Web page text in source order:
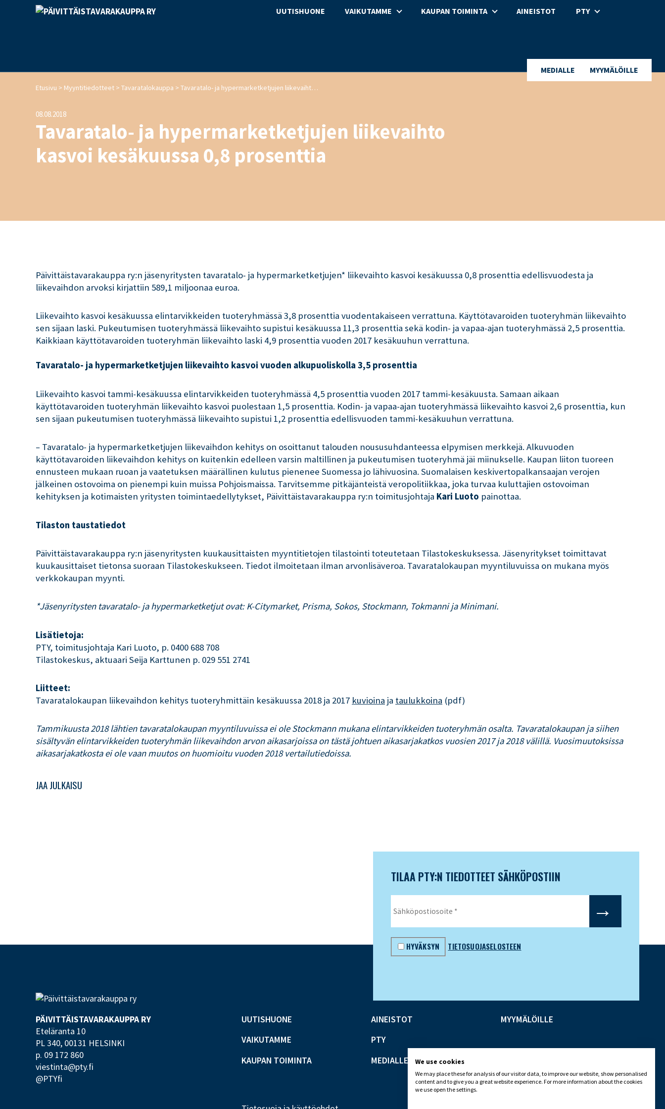
UUTISHUONE VAIKUTAMME KAUPAN TOIMINTA AINEISTOT PTY
MEDIALLE MYYMÄLÖILLE
Etusivu > Myyntitiedotteet > Tavaratalokauppa > Tavaratalo- ja hypermarketketjujen liikevaihto kasvoi kesäkuussa 0,8 prosenttia
08.08.2018
Tavaratalo- ja hypermarketketjujen liikevaihto
kasvoi kesäkuussa 0,8 prosenttia
Päivittäistavarakauppa ry:n jäsenyritysten tavaratalo- ja hypermarketketjujen* liikevaihto kasvoi kesäkuussa 0,8 prosenttia edellisvuodesta ja
liikevaihdon arvoksi kirjattiin 589,1 miljoonaa euroa.
Liikevaihto kasvoi kesäkuussa elintarvikkeiden tuoteryhmässä 3,8 prosenttia vuodentakaiseen verrattuna. Käyttötavaroiden tuoteryhmän liikevaihto
sen sijaan laski. Pukeutumisen tuoteryhmässä liikevaihto supistui kesäkuussa 11,3 prosenttia sekä kodin- ja vapaa-ajan tuoteryhmässä 2,5 prosenttia.
Kaikkiaan käyttötavaroiden tuoteryhmän liikevaihto laski 4,9 prosenttia vuoden 2017 kesäkuuhun verrattuna.
Tavaratalo- ja hypermarketketjujen liikevaihto kasvoi vuoden alkupuoliskolla 3,5 prosenttia
Liikevaihto kasvoi tammi-kesäkuussa elintarvikkeiden tuoteryhmässä 4,5 prosenttia vuoden 2017 tammi-kesäkuusta. Samaan aikaan
käyttötavaroiden tuoteryhmän liikevaihto kasvoi puolestaan 1,5 prosenttia. Kodin- ja vapaa-ajan tuoteryhmässä liikevaihto kasvoi 2,6 prosenttia, kun
sen sijaan pukeutumisen tuoteryhmässä liikevaihto supistui 1,2 prosenttia edellisvuoden tammi-kesäkuuhun verrattuna.
– Tavaratalo- ja hypermarketketjujen liikevaihdon kehitys on osoittanut talouden noususuhdanteessa elpymisen merkkejä. Alkuvuoden
käyttötavaroiden liikevaihdon kehitys on kuitenkin edelleen varsin maltillinen ja pukeutumisen tuoteryhmä jäi miinukselle. Kaupan liiton tuoreen
ennusteen mukaan ruoan ja vaatetuksen määrällinen kulutus pienenee Suomessa jo lähivuosina. Suomalaisen keskivertopalkansaajan verojen
jälkeinen ostovoima on pienempi kuin muissa Pohjoismaissa. Tarvitsemme pitkäjänteistä veropolitiikkaa, joka turvaa kuluttajien ostovoiman
kehityksen ja kotimaisten yritysten toimintaedellytykset, Päivittäistavarakauppa ry:n toimitusjohtaja Kari Luoto painottaa.
Tilaston taustatiedot
Päivittäistavarakauppa ry:n jäsenyritysten kuukausittaisten myyntitietojen tilastointi toteutetaan Tilastokeskuksessa. Jäsenyritykset toimittavat
kuukausittaiset tietonsa suoraan Tilastokeskukseen. Tiedot ilmoitetaan ilman arvonlisäveroa. Tavaratalokaupan myyntiluvuissa on mukana myös
verkkokaupan myynti.
*Jäsenyritysten tavaratalo- ja hypermarketketjut ovat: K-Citymarket, Prisma, Sokos, Stockmann, Tokmanni ja Minimani.
Lisätietoja:
PTY, toimitusjohtaja Kari Luoto, p. 0400 688 708
Tilastokeskus, aktuaari Seija Karttunen p. 029 551 2741
Liitteet:
Tavaratalokaupan liikevaihdon kehitys tuoteryhmittäin kesäkuussa 2018 ja 2017 kuvioina ja taulukkoina (pdf)
Tammikuusta 2018 lähtien tavaratalokaupan myyntiluvuissa ei ole Stockmann mukana elintarvikkeiden tuoteryhmän osalta. Tavaratalokaupan ja siihen
sisältyvän elintarvikkeiden tuoteryhmän liikevaihdon arvon aikasarjoissa on tästä johtuen aikasarjakatkos vuosien 2017 ja 2018 välillä. Vuosimuutoksissa
aikasarjakatkosta ei ole vaan muutos on huomioitu vuoden 2018 vertailutiedoissa.
JAA JULKAISU
TILAA PTY:N TIEDOTTEET SÄHKÖPOSTIIN
HYVÄKSYN TIETOSUOJASELOSTEEN
PÄIVITTÄISTAVARA­KAUPPA RY
Eteläranta 10
PL 340, 00131 HELSINKI
p. 09 172 860
viestinta@pty.fi
@PTYfi
UUTISHUONE
VAIKUTAMME
KAUPAN TOIMINTA
AINEISTOT
PTY
MEDIALLE
MYYMÄLÖILLE
We use cookies
We may place these for analysis of our visitor data, to improve our website, show personalised
content and to give you a great website experience. For more information about the cookies
we use open the settings.